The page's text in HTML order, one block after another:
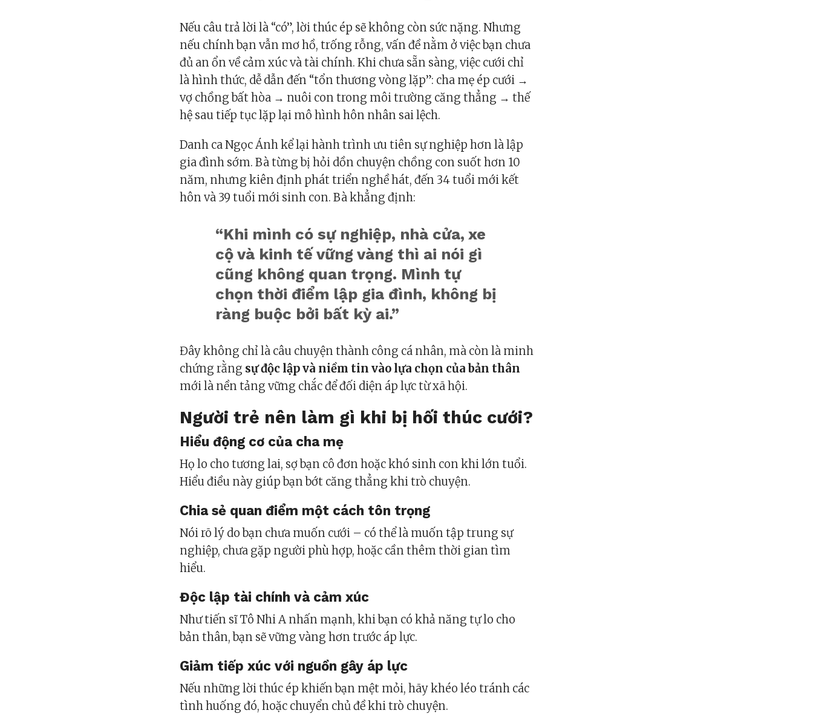
Nếu câu trả lời là “có”, lời thúc ép sẽ không còn sức nặng. Nhưng
nếu chính bạn vẫn mơ hồ, trống rỗng, vấn đề nằm ở việc bạn chưa
đủ an ổn về cảm xúc và tài chính. Khi chưa sẵn sàng, việc cưới chỉ
là hình thức, dễ dẫn đến “tổn thương vòng lặp”: cha mẹ ép cưới →
vợ chồng bất hòa → nuôi con trong môi trường căng thẳng → thế
hệ sau tiếp tục lặp lại mô hình hôn nhân sai lệch.
Danh ca Ngọc Ánh kể lại hành trình ưu tiên sự nghiệp hơn là lập
gia đình sớm. Bà từng bị hỏi dồn chuyện chồng con suốt hơn 10
năm, nhưng kiên định phát triển nghề hát, đến 34 tuổi mới kết
hôn và 39 tuổi mới sinh con. Bà khẳng định:
“Khi mình có sự nghiệp, nhà cửa, xe
cộ và kinh tế vững vàng thì ai nói gì
cũng không quan trọng. Mình tự
chọn thời điểm lập gia đình, không bị
ràng buộc bởi bất kỳ ai.”
Đây không chỉ là câu chuyện thành công cá nhân, mà còn là minh
chứng rằng sự độc lập và niềm tin vào lựa chọn của bản thân
mới là nền tảng vững chắc để đối diện áp lực từ xã hội.
Người trẻ nên làm gì khi bị hối thúc cưới?
Hiểu động cơ của cha mẹ
Họ lo cho tương lai, sợ bạn cô đơn hoặc khó sinh con khi lớn tuổi.
Hiểu điều này giúp bạn bớt căng thẳng khi trò chuyện.
Chia sẻ quan điểm một cách tôn trọng
Nói rõ lý do bạn chưa muốn cưới – có thể là muốn tập trung sự
nghiệp, chưa gặp người phù hợp, hoặc cần thêm thời gian tìm
hiểu.
Độc lập tài chính và cảm xúc
Như tiến sĩ Tô Nhi A nhấn mạnh, khi bạn có khả năng tự lo cho
bản thân, bạn sẽ vững vàng hơn trước áp lực.
Giảm tiếp xúc với nguồn gây áp lực
Nếu những lời thúc ép khiến bạn mệt mỏi, hãy khéo léo tránh các
tình huống đó, hoặc chuyển chủ đề khi trò chuyện.